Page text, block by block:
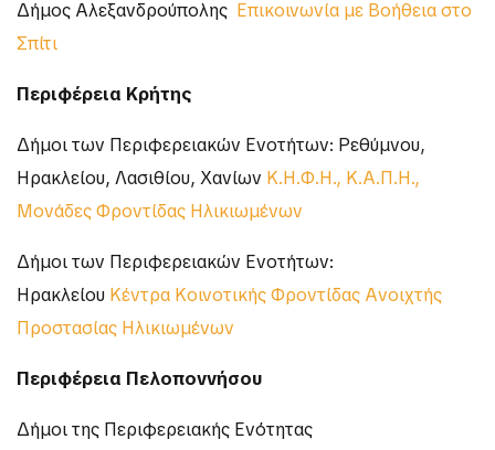
Δήμος Αλεξανδρούπολης Επικοινωνία με Βοήθεια στο
Σπίτι
Περιφέρεια Κρήτης
Δήμοι των Περιφερειακών Ενοτήτων: Ρεθύμνου,
Ηρακλείου, Λασιθίου, Χανίων Κ.Η.Φ.Η., Κ.Α.Π.Η.,
Μονάδες Φροντίδας Ηλικιωμένων
Δήμοι των Περιφερειακών Ενοτήτων:
Ηρακλείου Κέντρα Κοινοτικής Φροντίδας Ανοιχτής
Προστασίας Ηλικιωμένων
Περιφέρεια Πελοποννήσου
Δήμοι της Περιφερειακής Ενότητας